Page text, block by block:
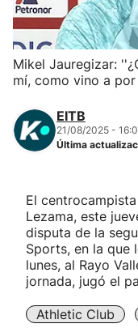
Balonmano
Kirolak 360
Carreras de
"Helmuga"
Mikel Jauregizar:
mí, como vino a
EITB
21/08/2025 -
Última
El
Lezama, este
disputa de la
Sports, en la que
lunes, al Rayo
jornada, jugó el
Athletic Club